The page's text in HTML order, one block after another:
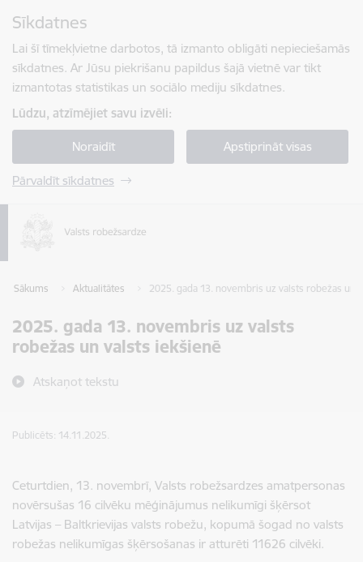
Sīkdatnes
Lai šī tīmekļvietne darbotos, tā izmanto obligāti nepieciešamās
sīkdatnes. Ar Jūsu piekrišanu papildus šajā vietnē var tikt
izmantotas statistikas un sociālo mediju sīkdatnes.
Lūdzu, atzīmējiet savu izvēli:
Noraidīt Apstiprināt visas
Pārvaldīt sīkdatnes
Sākums Aktualitātes 2025. gada 13. novembris uz valsts robežas un
2025. gada 13. novembris uz valsts
robežas un valsts iekšienē
Atskaņot tekstu
Publicēts: 14.11.2025.
Ceturtdien, 13. novembrī, Valsts robežsardzes amatpersonas
novērsušas 16 cilvēku mēģinājumus nelikumīgi šķērsot
Latvijas – Baltkrievijas valsts robežu, kopumā šogad no valsts
robežas nelikumīgas šķērsošanas ir atturēti 11626 cilvēki.